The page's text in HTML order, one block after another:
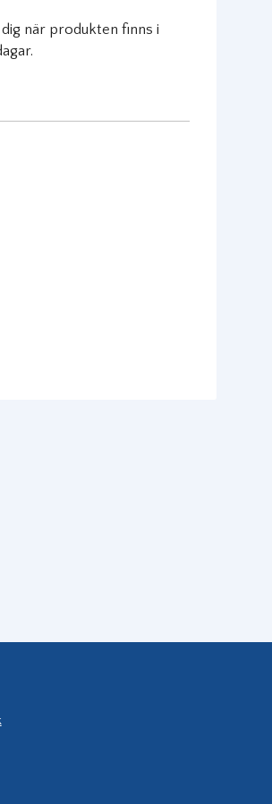
när produkten finns i